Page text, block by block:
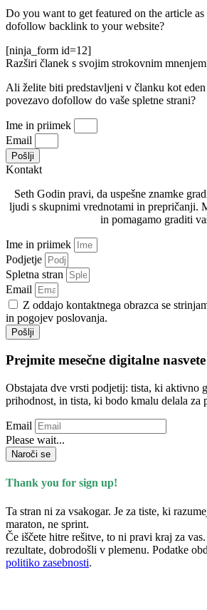
Do you want to get featured on the article
dofollow backlink to your website?
[ninja_form id=12]
Razširi članek s svojim strokovnim mnenjem
Ali želite biti predstavljeni v članku kot
povezavo dofollow do vaše spletne strani?
Ime in priimek
Email
Pošlji
Kontakt
Seth Godin pravi, da uspešne znamke
ljudi s skupnimi vrednotami in prepričanji.
in pomagamo graditi
Ime in priimek
Podjetje
Spletna stran
Email
Z oddajo kontaktnega obrazca se
in pogojev poslovanja.
Pošlji
Prejmite mesečne digitalne nasvete
Obstajata dve vrsti podjetij: tista, ki aktivno
prihodnost, in tista, ki bodo kmalu delala za
Email
Please wait...
Naroči se
Thank you for sign up!
Ta stran ni za vsakogar. Je za tiste, ki
maraton, ne sprint.
Če iščete hitre rešitve, to ni pravi kraj za
rezultate, dobrodošli v plemenu. Podatke
politiko zasebnosti.